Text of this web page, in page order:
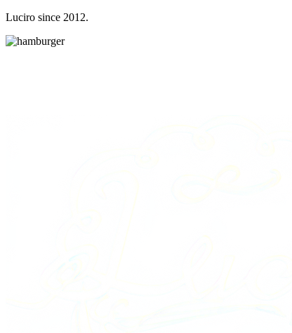
Luciro since 2012.